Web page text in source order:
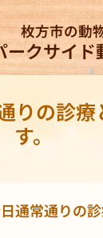
枚方市の動
ークサイド
りの診療
す。
通常通りの